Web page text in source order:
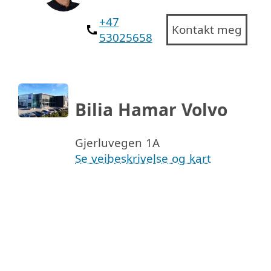
+47
53025658
Kontakt meg
Bilia Hamar Volvo
Gjerluvegen 1A
Se veibeskrivelse og kart